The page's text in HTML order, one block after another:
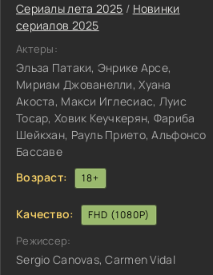
Сериалы лета 2025 / Новинки
сериалов 2025
Актеры:
Эльза Патаки, Энрике Арсе,
Мириам Джованелли, Хуана
Акоста, Макси Иглесиас, Луис
Тосар, Ховик Кеучкерян, Фариба
Шейкхан, Рауль Прието, Альфонсо
Бассаве
Возраст:
18+
Качество: FHD (1080P)
Режиссер:
Sergio Canovas, Carmen Vidal